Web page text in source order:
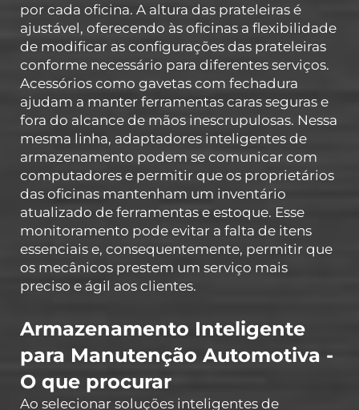
por cada oficina. A altura das prateleiras é
ajustável, oferecendo às oficinas a flexibilidade
de modificar as configurações das prateleiras
conforme necessário para diferentes serviços.
Acessórios como gavetas com fechadura
ajudam a manter ferramentas caras seguras e
fora do alcance de mãos inescrupulosas. Nessa
mesma linha, adaptadores inteligentes de
armazenamento podem se comunicar com
computadores e permitir que os proprietários
das oficinas mantenham um inventário
atualizado de ferramentas e estoque. Esse
monitoramento pode evitar a falta de itens
essenciais e, consequentemente, permitir que
os mecânicos prestem um serviço mais
preciso e ágil aos clientes.
Armazenamento Inteligente
para Manutenção Automotiva -
O que procurar
Ao selecionar soluções inteligentes de